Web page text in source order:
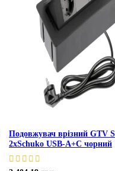
Подовжувач врізний GTV
2xSchuko USB-A+С чорний